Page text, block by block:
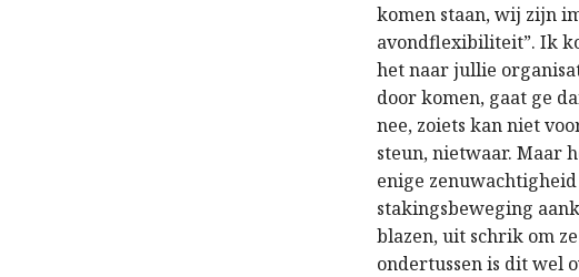
komen staan, wij zijn
avondflexibiliteit”. Ik
het naar jullie
door komen, gaat ge
nee, zoiets kan niet
steun, nietwaar. Maar
enige
stakingsbeweging
blazen, uit schrik om
ondertussen is dit wel